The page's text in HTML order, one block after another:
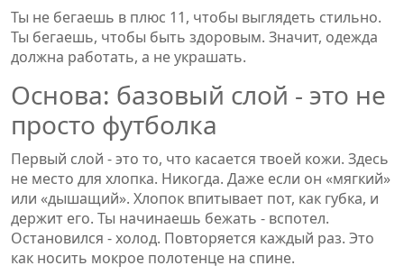
Ты не бегаешь в плюс 11, чтобы выглядеть стильно.
Ты бегаешь, чтобы быть здоровым. Значит, одежда
должна работать, а не украшать.
Основа: базовый слой - это не
просто футболка
Первый слой - это то, что касается твоей кожи. Здесь
не место для хлопка. Никогда. Даже если он «мягкий»
или «дышащий». Хлопок впитывает пот, как губка, и
держит его. Ты начинаешь бежать - вспотел.
Остановился - холод. Повторяется каждый раз. Это
как носить мокрое полотенце на спине.